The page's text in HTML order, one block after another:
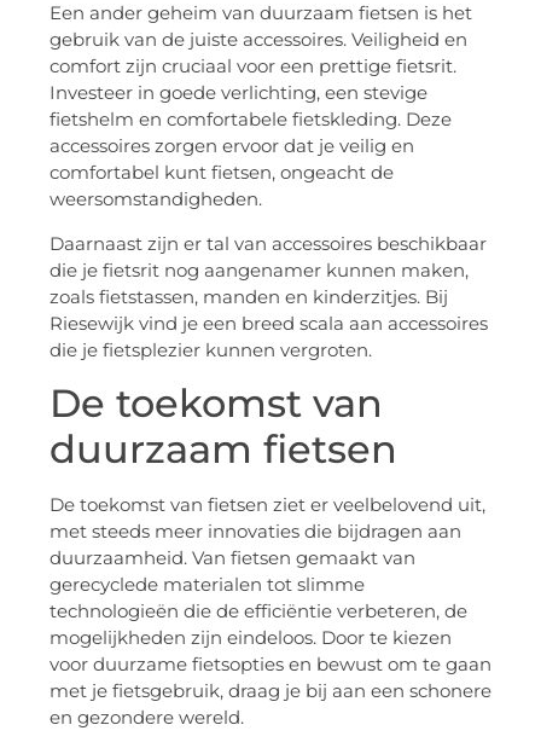
Een ander geheim van duurzaam fietsen is het
gebruik van de juiste accessoires. Veiligheid en
comfort zijn cruciaal voor een prettige fietsrit.
Investeer in goede verlichting, een stevige
fietshelm en comfortabele fietskleding. Deze
accessoires zorgen ervoor dat je veilig en
comfortabel kunt fietsen, ongeacht de
weersomstandigheden.
Daarnaast zijn er tal van accessoires beschikbaar
die je fietsrit nog aangenamer kunnen maken,
zoals fietstassen, manden en kinderzitjes. Bij
Riesewijk vind je een breed scala aan accessoires
die je fietsplezier kunnen vergroten.
De toekomst van
duurzaam fietsen
De toekomst van fietsen ziet er veelbelovend uit,
met steeds meer innovaties die bijdragen aan
duurzaamheid. Van fietsen gemaakt van
gerecyclede materialen tot slimme
technologieën die de efficiëntie verbeteren, de
mogelijkheden zijn eindeloos. Door te kiezen
voor duurzame fietsopties en bewust om te gaan
met je fietsgebruik, draag je bij aan een schonere
en gezondere wereld.